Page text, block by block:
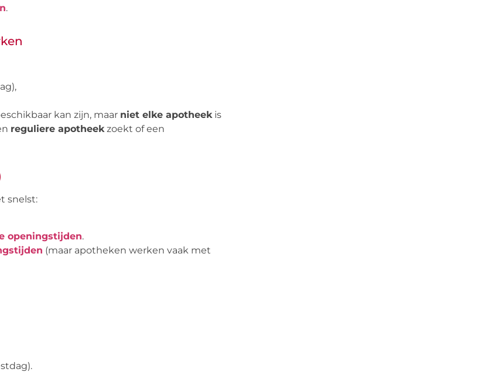
.
kan zijn, maar niet elke apotheekis
reguliere apotheekzoekt of een
snelst:
openingstijden.
(maar apotheken werken vaak met